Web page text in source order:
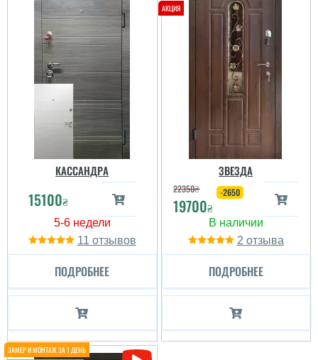
КАССАНДРА
15100₴
11
ПОДРОБНЕЕ
ЗВЕЗДА
22350₴
19700₴
-2650
2
ПОДРОБНЕЕ